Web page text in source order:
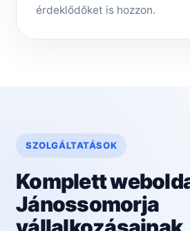
érdeklődőket is hozzon.
SZOLGÁLTATÁSOK
Komplett
Jánossomorja